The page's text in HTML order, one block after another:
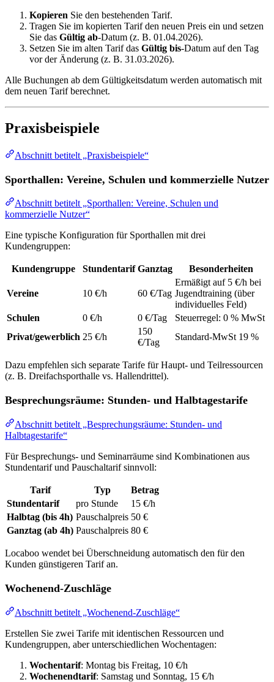
Kopieren Sie den bestehenden Tarif.
Tragen Sie im kopierten Tarif den neuen Preis ein und setzen
Sie das Gültig ab-Datum (z. B. 01.04.2026).
Setzen Sie im alten Tarif das Gültig bis-Datum auf den Tag
vor der Änderung (z. B. 31.03.2026).
Alle Buchungen ab dem Gültigkeitsdatum werden automatisch mit
dem neuen Tarif berechnet.
Praxisbeispiele
Abschnitt betitelt „Praxisbeispiele“
Sporthallen: Vereine, Schulen und kommerzielle Nutzer
Abschnitt betitelt „Sporthallen: Vereine, Schulen und
kommerzielle Nutzer“
Eine typische Konfiguration für Sporthallen mit drei
Kundengruppen:
Kundengruppe Stundentarif Ganztag Besonderheiten
Vereine 10 €/h 60 €/Tag
Ermäßigt auf 5 €/h bei
Jugendtraining (über
individuelles Feld)
Schulen
0 €/h 0 €/Tag
Steuerregel: 0 % MwSt
Privat/gewerblich 25 €/h
150
€/Tag
Standard-MwSt 19 %
Dazu empfehlen sich separate Tarife für Haupt- und Teilressourcen
(z. B. Dreifachsporthalle vs. Hallendrittel).
Besprechungsräume: Stunden- und Halbtagestarife
Abschnitt betitelt „Besprechungsräume: Stunden- und
Halbtagestarife“
Für Besprechungs- und Seminarräume sind Kombinationen aus
Stundentarif und Pauschaltarif sinnvoll:
Tarif Typ
Betrag
Stundentarif
pro Stunde
15 €/h
Halbtag (bis 4h) Pauschalpreis 50 €
Ganztag (ab 4h) Pauschalpreis 80 €
Locaboo wendet bei Überschneidung automatisch den für den
Kunden günstigeren Tarif an.
Wochenend-Zuschläge
Abschnitt betitelt „Wochenend-Zuschläge“
Erstellen Sie zwei Tarife mit identischen Ressourcen und
Kundengruppen, aber unterschiedlichen Wochentagen:
Wochentarif: Montag bis Freitag, 10 €/h
Wochenendtarif: Samstag und Sonntag, 15 €/h